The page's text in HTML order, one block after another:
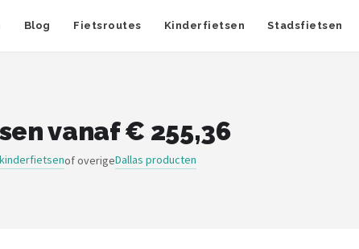
Blog Fietsroutes Kinderfietsen Stadsfietsen
vanaf € 255,36
kinderfietsenof overigeDallas producten